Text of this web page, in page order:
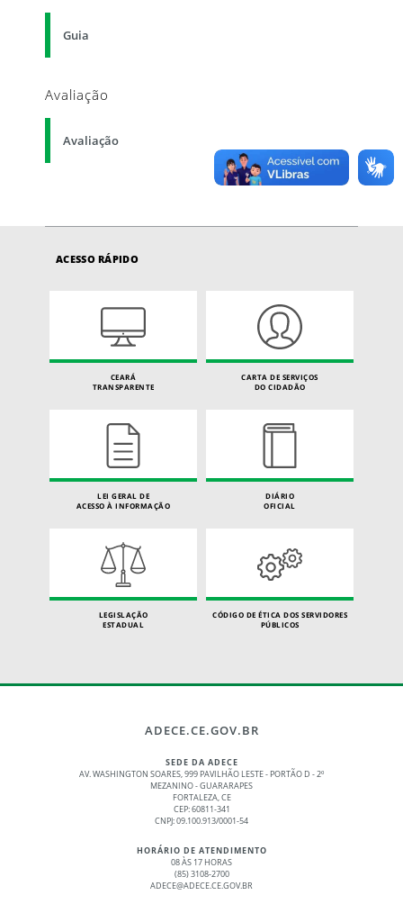
Guia
Avaliação
Avaliação
ACESSO RÁPIDO
CEARÁ
TRANSPARENTE
CARTA DE SERVIÇOS
DO CIDADÃO
LEI GERAL DE
ACESSO À INFORMAÇÃO
DIÁRIO
OFICIAL
LEGISLAÇÃO
ESTADUAL
CÓDIGO DE ÉTICA DOS SERVIDORES
PÚBLICOS
ADECE.CE.GOV.BR
SEDE DA ADECE
AV. WASHINGTON SOARES, 999 PAVILHÃO LESTE - PORTÃO D - 2º
MEZANINO - GUARARAPES
FORTALEZA, CE
CEP: 60811-341
CNPJ: 09.100.913/0001-54
HORÁRIO DE ATENDIMENTO
08 ÀS 17 HORAS
(85) 3108-2700
ADECE@ADECE.CE.GOV.BR